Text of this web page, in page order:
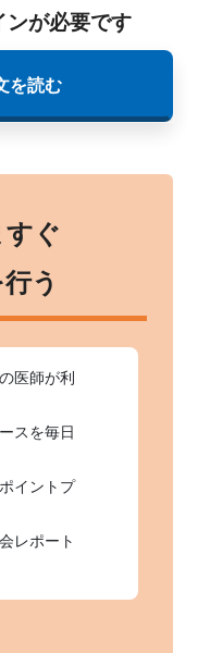
ンが必要です
を読む
ぐ
う
医師が利
スを毎日
イントプ
レポート